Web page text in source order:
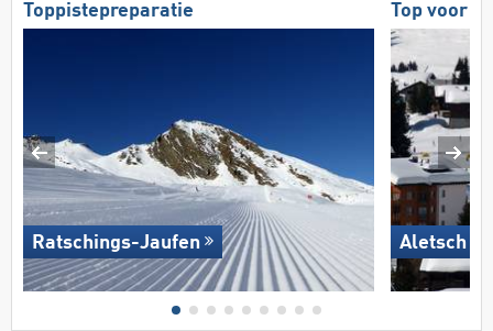
Toppistepreparatie
Ratschings-Jaufen
Top voor
Aletsch